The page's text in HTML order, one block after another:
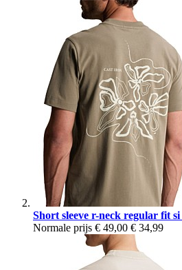
Short sleeve r-neck regular fit
Normale prijs € 49,00 € 34,99